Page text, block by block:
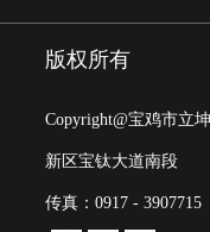
版权所有
Copyright@宝鸡市立
新区宝钛大道南段
传真：0917 - 3907715